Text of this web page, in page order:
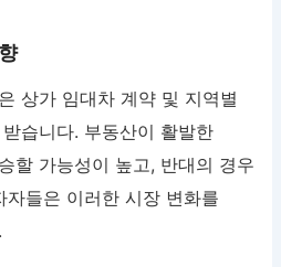
상가 임대차 계약 및 지역별
습니다. 부동산이 활발한
할 가능성이 높고, 반대의 경우
들은 이러한 시장 변화를